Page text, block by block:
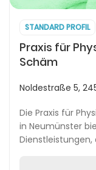
STANDARD PROFIL
Praxis für
Schäm
Noldestraße 5,
Die Praxis für
in Neumünster
Dienstleistungen,